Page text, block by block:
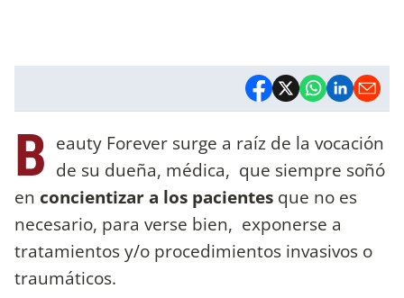
B eauty Forever surge a raíz de la vocación
de su dueña, médica, que siempre soñó
en concientizar a los pacientes que no es
necesario, para verse bien, exponerse a
tratamientos y/o procedimientos invasivos o
traumáticos.